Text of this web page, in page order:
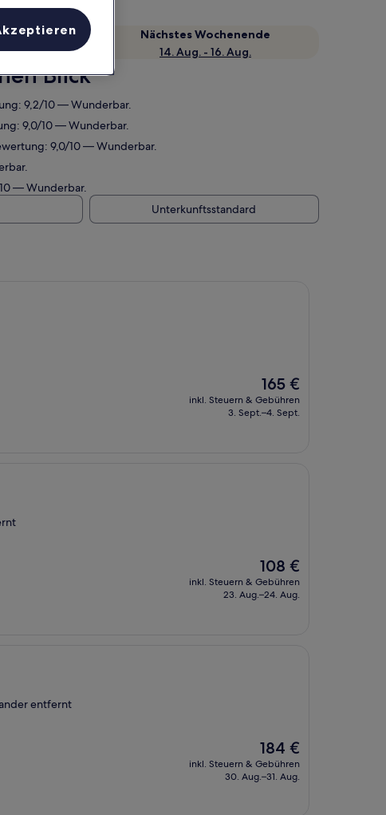
Nächstes Wochenende
14. Aug. - 16. Aug.
Blick
9,2/10 — Wunderbar.
9,0/10 — Wunderbar.
9,0/10 — Wunderbar.
— Wunderbar.
Unterkunftsstandard
Der
Preis
beträgt
165 €
inkl. Steuern & Gebühren
3. Sept.–4. Sept.
Der
Preis
beträgt
108 €
inkl. Steuern & Gebühren
23. Aug.–24. Aug.
entfernt
Der
Preis
beträgt
184 €
inkl. Steuern & Gebühren
30. Aug.–31. Aug.